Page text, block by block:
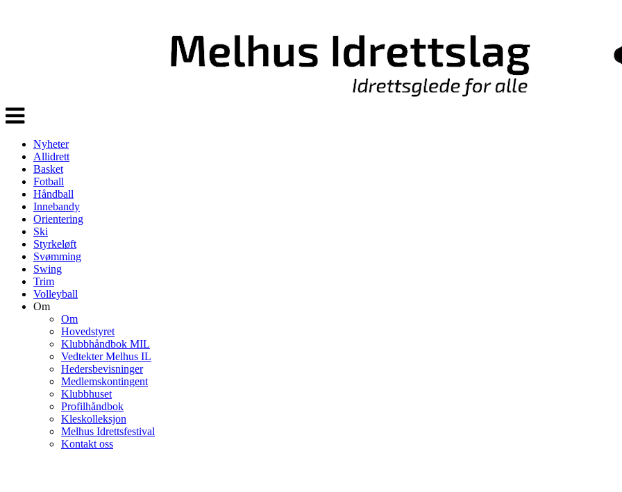
Veksle
navigasjon
Nyheter
Allidrett
Basket
Fotball
Håndball
Innebandy
Orientering
Ski
Styrkeløft
Svømming
Swing
Trim
Volleyball
Om
Om
Hovedstyret
Klubbhåndbok MIL
Vedtekter Melhus IL
Hedersbevisninger
Medlemskontingent
Klubbhuset
Profilhåndbok
Kleskolleksjon
Melhus Idrettsfestival
Kontakt oss